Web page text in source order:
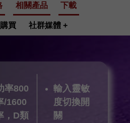
相關產品 下載
買 社群媒體
率800
/1600
，D類
輸入靈敏
度切換開
關